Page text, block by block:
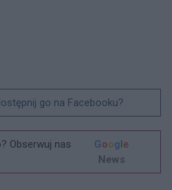
go na Facebooku?
Obserwuj nas
Google
News